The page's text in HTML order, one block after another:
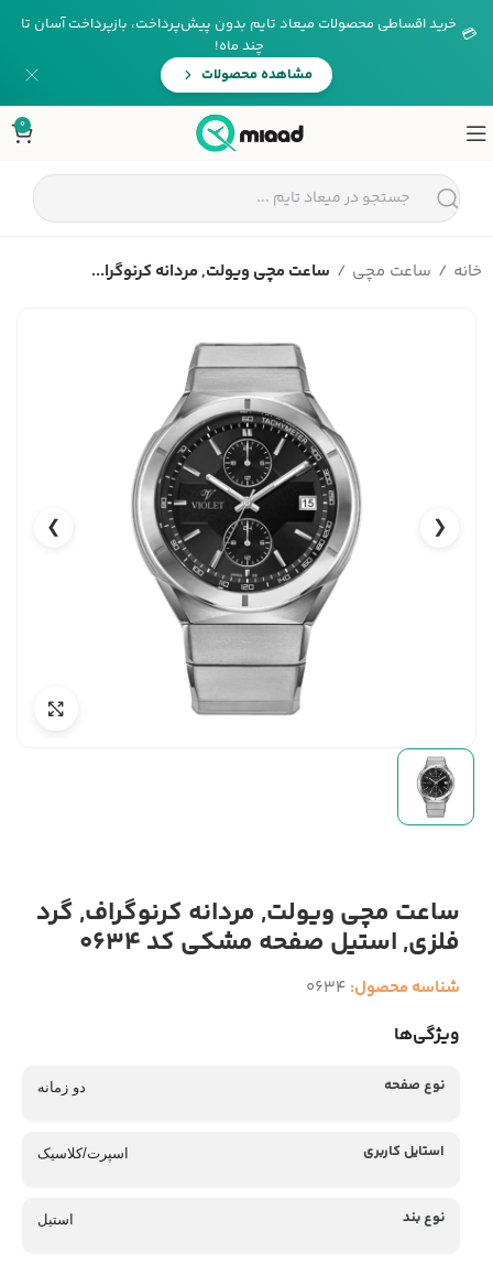
💳 خرید اقساطی محصولات میعاد تایم بدون پیش‌پرداخت، بازپرداخت آسان تا
چند ماه!
مشاهده محصولات
0
خانه ساعت مچی ساعت مچی ویولت, مردانه کرنوگرا...
❮
❯
ساعت مچی ویولت, مردانه کرنوگراف, گرد
فلزی, استیل صفحه مشکی کد 0634
شناسه محصول: 0634
ویژگی‌ها
نوع صفحه دو زمانه
استایل کاربری اسپرت/کلاسیک
نوع بند استیل